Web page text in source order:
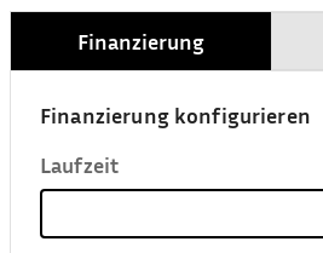
Finanzierung
Finanzierung konfigurieren
Laufzeit